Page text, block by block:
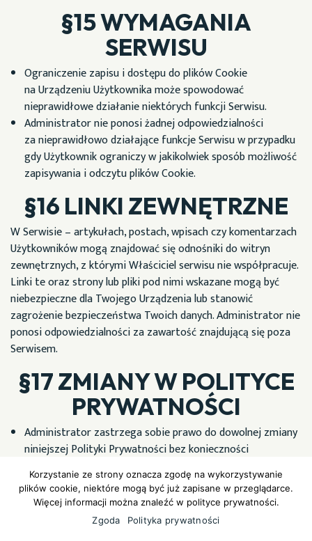
§15 WYMAGANIA
SERWISU
Ograniczenie zapisu i dostępu do plików Cookie
na Urządzeniu Użytkownika może spowodować
nieprawidłowe działanie niektórych funkcji Serwisu.
Administrator nie ponosi żadnej odpowiedzialności
za nieprawidłowo działające funkcje Serwisu w przypadku
gdy Użytkownik ograniczy w jakikolwiek sposób możliwość
zapisywania i odczytu plików Cookie.
§16 LINKI ZEWNĘTRZNE
W Serwisie – artykułach, postach, wpisach czy komentarzach
Użytkowników mogą znajdować się odnośniki do witryn
zewnętrznych, z którymi Właściciel serwisu nie współpracuje.
Linki te oraz strony lub pliki pod nimi wskazane mogą być
niebezpieczne dla Twojego Urządzenia lub stanowić
zagrożenie bezpieczeństwa Twoich danych. Administrator nie
ponosi odpowiedzialności za zawartość znajdującą się poza
Serwisem.
§17 ZMIANY W POLITYCE
PRYWATNOŚCI
Administrator zastrzega sobie prawo do dowolnej zmiany
niniejszej Polityki Prywatności bez konieczności
informowania o tym Użytkowników w zakresie stosowania
i wykorzystywania danych anonimowych lub stosowania
plików Cookie.
Administrator zastrzega sobie prawo do dowolnej zmiany
Korzystanie ze strony oznacza zgodę na wykorzystywanie
plików cookie, niektóre mogą być już zapisane w przeglądarce.
Więcej informacji można znaleźć w polityce prywatności.
Zgoda
Polityka prywatności